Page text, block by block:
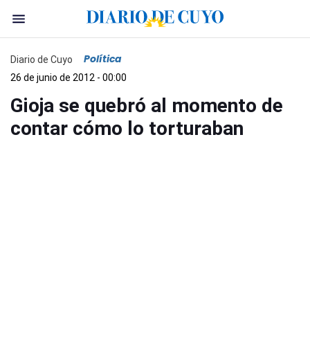
Diario de Cuyo Política
26 de junio de 2012 - 00:00
Gioja se quebró al momento de
contar cómo lo torturaban